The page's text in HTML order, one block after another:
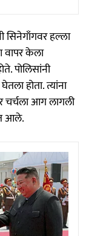
सिनेगाँगवर हल्ला
वापर केला
पोलिसांनी
होता. त्यांना
चर्चला आग लागली
आले.